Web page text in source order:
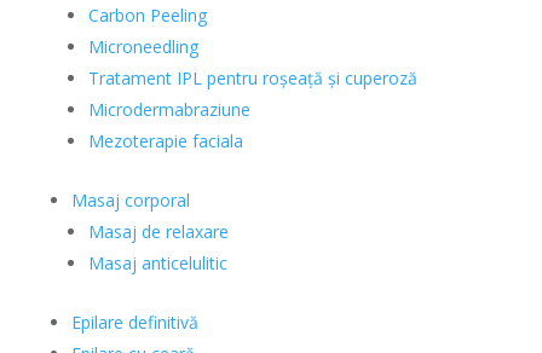
Carbon Peeling
Microneedling
Tratament IPL pentru roșeață și cuperoză
Microdermabraziune
Mezoterapie faciala
Masaj corporal
Masaj de relaxare
Masaj anticelulitic
Epilare definitivă